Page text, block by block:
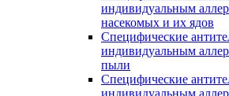
индивидуальным
насекомых и их ядов
Специфические
индивидуальным
пыли
Специфические
индивидуальным